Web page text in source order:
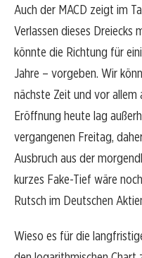
Auch der MACD zeigt im
Verlassen dieses Dreiecks
könnte die Richtung für
Jahre – vorgeben. Wir
nächste Zeit und vor
Eröffnung heute lag
vergangenen Freitag,
Ausbruch aus der
kurzes Fake-Tief wäre
Rutsch im Deutschen
Wieso es für die